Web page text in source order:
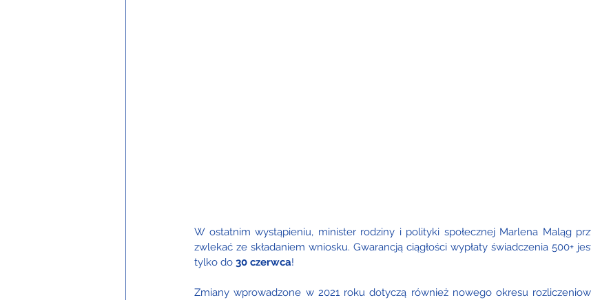
W ostatnim wystąpieniu, minister rodziny i polityki społecznej Marlena Maląg
zwlekać ze składaniem wniosku. Gwarancją ciągłości wypłaty świadczenia 500+
tylko do 30 czerwca!
Zmiany wprowadzone w 2021 roku dotyczą również nowego okresu